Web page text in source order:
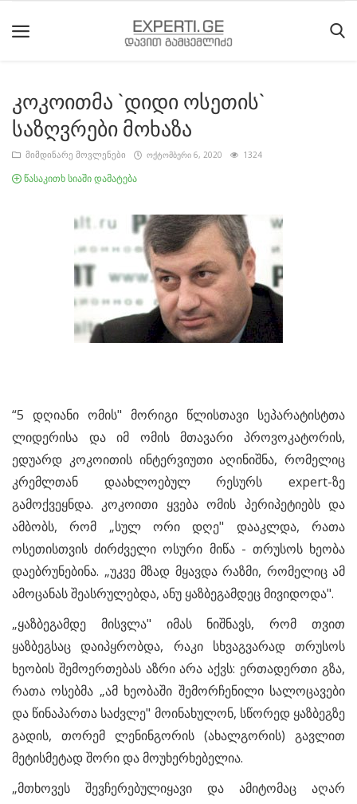
მთავარი
მიმდინარე
მოვლენები
ეროვნული
მოძრაობის
კოკოითმა `დიდი ოსეთის`
საზღვრები მოხაზა
მიმდინარე მოვლენები ოქტომბერი 6, 2020 1324
წასაკითხ სიაში დამატება
“5 დღიანი ომის" მორიგი წლისთავი სეპარატისტთა
ლიდერისა და იმ ომის მთავარი პროვოკატორის,
ედუარდ კოკოითის ინტერვიუთი აღინიშნა, რომელიც
კრემლთან დაახლოებულ რესურს expert-ზე
გამოქვეყნდა. კოკოითი ყვება ომის პერიპეტიებს და
ამბობს, რომ „სულ ორი დღე" დააკლდა, რათა
ოსეთისთვის ძირძველი ოსური მიწა - თრუსოს ხეობა
დაებრუნებინა. „უკვე მზად მყავდა რაზმი, რომელიც ამ
ამოცანას შეასრულებდა, ანუ ყაზბეგამდეც მივიდოდა".
„ყაზბეგამდე მისვლა" იმას ნიშნავს, რომ თვით
ყაზბეგსაც დაიპყრობდა, რაკი სხვაგვარად თრუსოს
ხეობის შემოერთებას აზრი არა აქვს: ერთადერთი გზა,
რათა ოსებმა „ამ ხეობაში შემორჩენილი სალოცავები
და წინაპართა საძვლე" მოინახულონ, სწორედ ყაზბეგზე
გადის, თორემ ლენინგორის (ახალგორის) გავლით
მეტისმეტად შორი და მოუხერხებელია.
„მთხოვეს შევჩერებულიყავი და ამიტომაც აღარ